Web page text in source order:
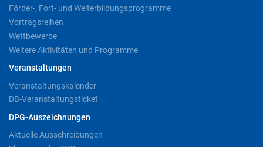
Förder-, Fort- und Weiterbildungsprogramme
Vortragsreihen
Wettbewerbe
Weitere Aktivitäten und Programme
Veranstaltungen
Veranstaltungskalender
DB-Veranstaltungsticket
DPG-Auszeichnungen
Aktuelle Ausschreibungen